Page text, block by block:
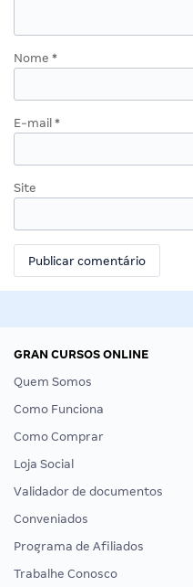
Nome *
E-mail *
Site
GRAN CURSOS ONLINE
Quem Somos
Como Funciona
Como Comprar
Loja Social
Validador de documentos
Conveniados
Programa de Afiliados
Trabalhe Conosco